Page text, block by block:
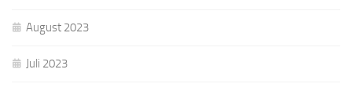
August 2023
Juli 2023